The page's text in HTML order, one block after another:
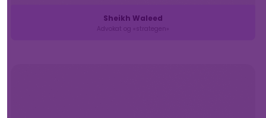
Sheikh Waleed
Advokat og «strategen»